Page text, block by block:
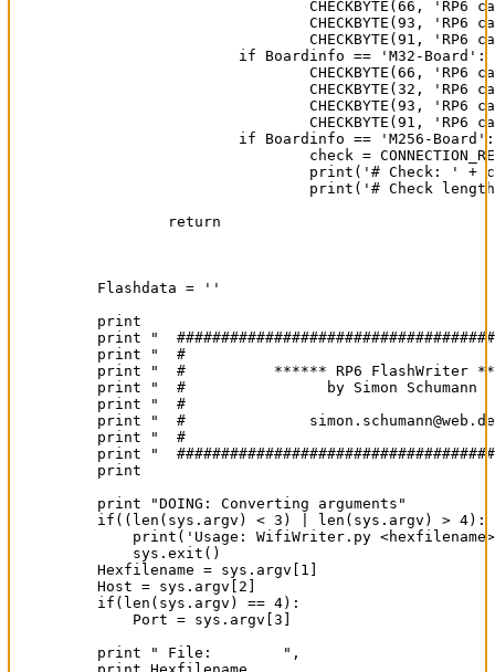
                if Boardinfo == 'M256-Board':
check =
print('# Check: ' +
print('# Check
Flashdata = ''
print
print "
print "  #
print "  #          ****** RP6 FlashWriter
print "  #                by Simon
print "  #
print "  #
print "  #
print "
print
print "DOING: Converting arguments"
if((len(sys.argv) < 3) | len(sys.argv) > 4):
print('Usage: WifiWriter.py
    sys.exit()
Hexfilename = sys.argv[1]
Host = sys.argv[2]
if(len(sys.argv) == 4):
    Port = sys.argv[3]
print " File:        ",